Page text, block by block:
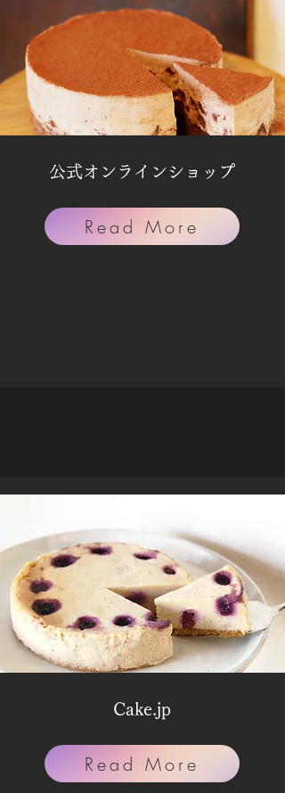
​公式オンラインショップ
Read More
Cake.jp
Read More